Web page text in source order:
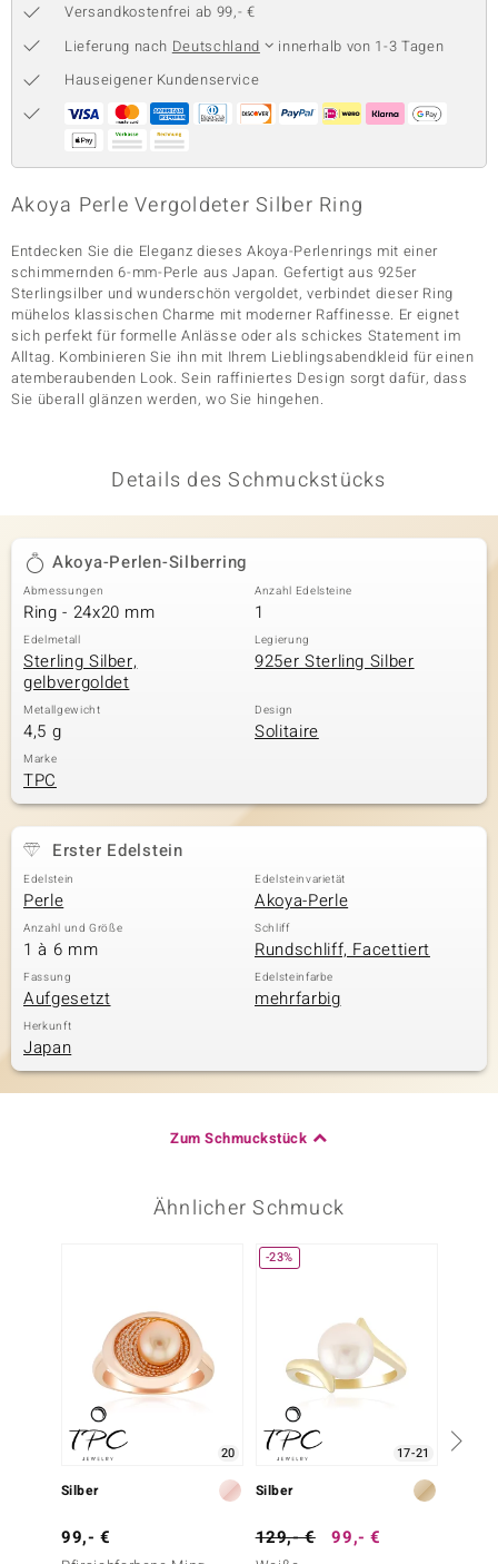
Classics
Versandkostenfrei ab 99,- €
Lieferung nach Deutschland
innerhalb von 1-3 Tagen
Hauseigener Kundenservice
Akoya Perle Vergoldeter Silber Ring
Entdecken Sie die Eleganz dieses Akoya-Perlenrings mit einer
schimmernden 6-mm-Perle aus Japan. Gefertigt aus 925er
Sterlingsilber und wunderschön vergoldet, verbindet dieser Ring
mühelos klassischen Charme mit moderner Raffinesse. Er eignet
sich perfekt für formelle Anlässe oder als schickes Statement im
Alltag. Kombinieren Sie ihn mit Ihrem Lieblingsabendkleid für einen
atemberaubenden Look. Sein raffiniertes Design sorgt dafür, dass
Sie überall glänzen werden, wo Sie hingehen.
Details des Schmuckstücks
Akoya-Perlen-Silberring
Abmessungen
Ring - 24x20 mm
Anzahl Edelsteine
1
Edelmetall
Sterling Silber,
gelbvergoldet
Legierung
925er Sterling Silber
Metallgewicht
4,5 g
Design
Solitaire
Marke
TPC
Erster Edelstein
Edelstein
Perle
Edelsteinvarietät
Akoya-Perle
Anzahl und Größe
1 à 6 mm
Schliff
Rundschliff, Facettiert
Fassung
Aufgesetzt
Edelsteinfarbe
mehrfarbig
Herkunft
Japan
Zum Schmuckstück
Ähnlicher Schmuck
20
Silber
99,- €
-23%
17-21
Silber
129,- € 99,- €